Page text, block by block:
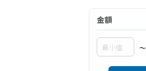
金額
~